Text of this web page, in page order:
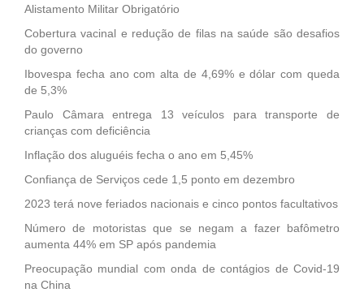
Alistamento Militar Obrigatório
Cobertura vacinal e redução de filas na saúde são desafios
do governo
Ibovespa fecha ano com alta de 4,69% e dólar com queda
de 5,3%
Paulo Câmara entrega 13 veículos para transporte de
crianças com deficiência
Inflação dos aluguéis fecha o ano em 5,45%
Confiança de Serviços cede 1,5 ponto em dezembro
2023 terá nove feriados nacionais e cinco pontos facultativos
Número de motoristas que se negam a fazer bafômetro
aumenta 44% em SP após pandemia
Preocupação mundial com onda de contágios de Covid-19
na China